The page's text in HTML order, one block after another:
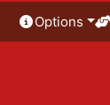
Options